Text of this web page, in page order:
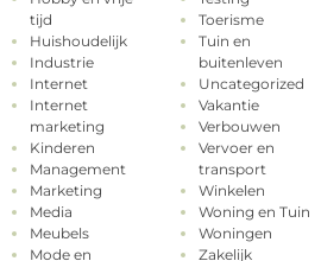
tijd
Huishoudelijk
Industrie
Internet
Internet
marketing
Kinderen
Management
Marketing
Media
Meubels
Mode en
Toerisme
Tuin en
buitenleven
Uncategorized
Vakantie
Verbouwen
Vervoer en
transport
Winkelen
Woning en Tuin
Woningen
Zakelijk